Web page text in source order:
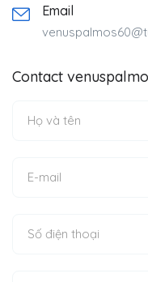
Email
Contact